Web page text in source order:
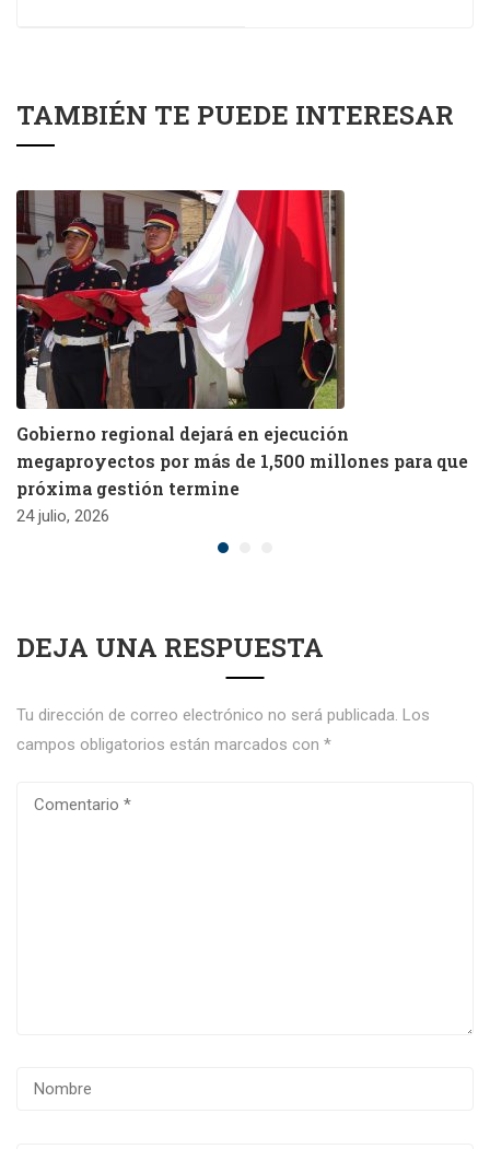
TAMBIÉN TE PUEDE INTERESAR
Gobierno regional dejará en ejecución
megaproyectos por más de 1,500 millones para que
próxima gestión termine
24 julio, 2026
DEJA UNA RESPUESTA
Tu dirección de correo electrónico no será publicada. Los
campos obligatorios están marcados con *